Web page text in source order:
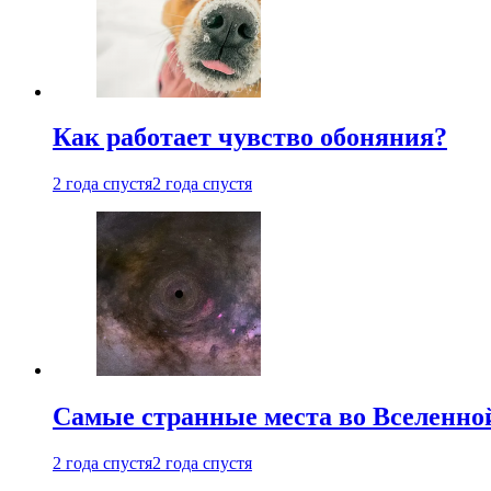
Как работает чувство обоняния?
2 года спустя2 года спустя
Самые странные места во
2 года спустя2 года спустя